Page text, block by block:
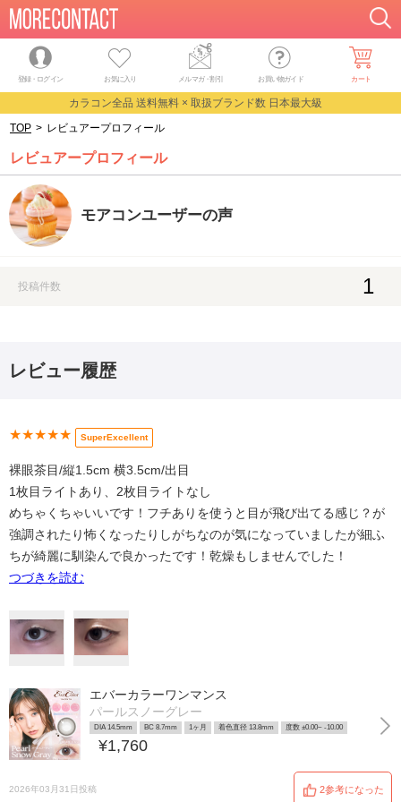
登録・ログイン お気に入り メルマガ・割引 お買い物ガイド カート
カラコン全品 送料無料 × 取扱ブランド数 日本最大級
TOP > レビュアープロフィール
レビュアープロフィール
モアコンユーザーの声
投稿件数 1
レビュー履歴
★★★★★ SuperExcellent
裸眼茶目/縦1.5cm 横3.5cm/出目
1枚目ライトあり、2枚目ライトなし
めちゃくちゃいいです！フチありを使うと目が飛び出てる感じ？が
強調されたり怖くなったりしがちなのが気になっていましたが細ふ
ちが綺麗に馴染んで良かったです！乾燥もしませんでした！
つづきを読む
エバーカラーワンマンス
パールスノーグレー
DIA 14.5mm BC 8.7mm 1ヶ月 着色直径 13.8mm 度数 ±0.00~ -10.00
¥1,760
2026年03月31日投稿 2参考になった